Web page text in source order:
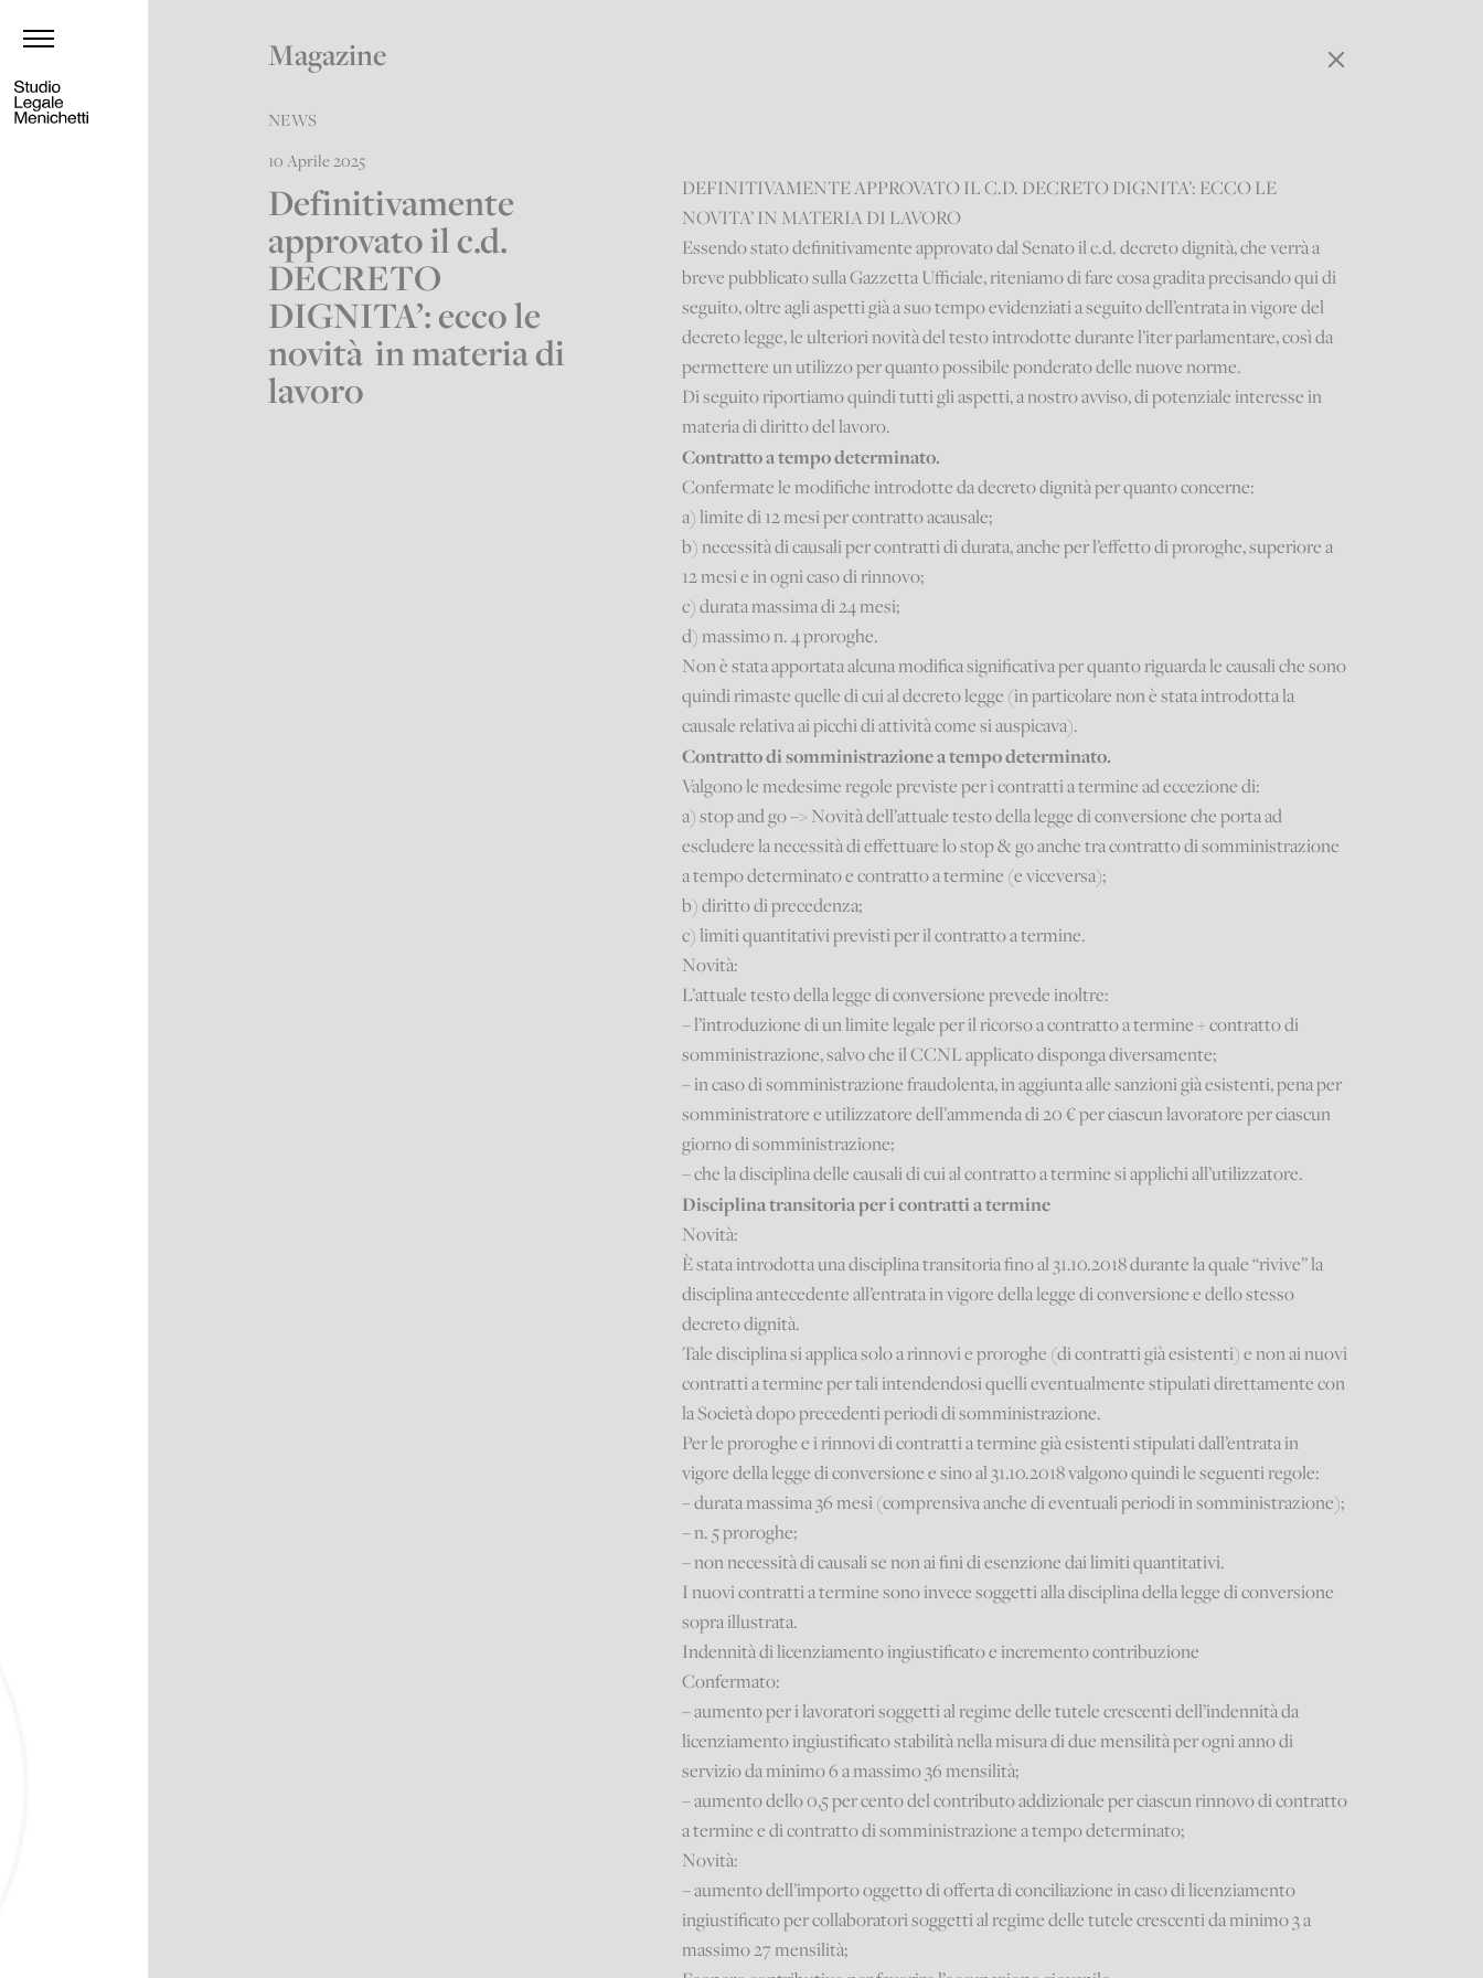
Magazine
NEWS
10 Aprile 2025
Definitivamente
approvato il c.d.
DECRETO
DIGNITA’: ecco le
novità in materia di
lavoro
DEFINITIVAMENTE APPROVATO IL C.D. DECRETO DIGNITA’: ECCO LE
NOVITA’ IN MATERIA DI LAVORO
Essendo stato definitivamente approvato dal Senato il c.d. decreto dignità, che verrà a
breve pubblicato sulla Gazzetta Ufficiale, riteniamo di fare cosa gradita precisando qui di
seguito, oltre agli aspetti già a suo tempo evidenziati a seguito dell’entrata in vigore del
decreto legge, le ulteriori novità del testo introdotte durante l’iter parlamentare, così da
permettere un utilizzo per quanto possibile ponderato delle nuove norme.
Di seguito riportiamo quindi tutti gli aspetti, a nostro avviso, di potenziale interesse in
materia di diritto del lavoro.
Contratto a tempo determinato.
Confermate le modifiche introdotte da decreto dignità per quanto concerne:
a) limite di 12 mesi per contratto acausale;
b) necessità di causali per contratti di durata, anche per l’effetto di proroghe, superiore a
12 mesi e in ogni caso di rinnovo;
c) durata massima di 24 mesi;
d) massimo n. 4 proroghe.
Non è stata apportata alcuna modifica significativa per quanto riguarda le causali che sono
quindi rimaste quelle di cui al decreto legge (in particolare non è stata introdotta la
causale relativa ai picchi di attività come si auspicava).
Contratto di somministrazione a tempo determinato.
Valgono le medesime regole previste per i contratti a termine ad eccezione di:
a) stop and go –> Novità dell’attuale testo della legge di conversione che porta ad
escludere la necessità di effettuare lo stop & go anche tra contratto di somministrazione
a tempo determinato e contratto a termine (e viceversa);
b) diritto di precedenza;
c) limiti quantitativi previsti per il contratto a termine.
Novità:
L’attuale testo della legge di conversione prevede inoltre:
– l’introduzione di un limite legale per il ricorso a contratto a termine + contratto di
somministrazione, salvo che il CCNL applicato disponga diversamente;
– in caso di somministrazione fraudolenta, in aggiunta alle sanzioni già esistenti, pena per
somministratore e utilizzatore dell’ammenda di 20 € per ciascun lavoratore per ciascun
giorno di somministrazione;
– che la disciplina delle causali di cui al contratto a termine si applichi all’utilizzatore.
Disciplina transitoria per i contratti a termine
Novità:
È stata introdotta una disciplina transitoria fino al 31.10.2018 durante la quale “rivive” la
disciplina antecedente all’entrata in vigore della legge di conversione e dello stesso
decreto dignità.
Tale disciplina si applica solo a rinnovi e proroghe (di contratti già esistenti) e non ai nuovi
contratti a termine per tali intendendosi quelli eventualmente stipulati direttamente con
la Società dopo precedenti periodi di somministrazione.
Per le proroghe e i rinnovi di contratti a termine già esistenti stipulati dall’entrata in
vigore della legge di conversione e sino al 31.10.2018 valgono quindi le seguenti regole:
– durata massima 36 mesi (comprensiva anche di eventuali periodi in somministrazione);
– n. 5 proroghe;
– non necessità di causali se non ai fini di esenzione dai limiti quantitativi.
I nuovi contratti a termine sono invece soggetti alla disciplina della legge di conversione
sopra illustrata.
Indennità di licenziamento ingiustificato e incremento contribuzione
Confermato:
– aumento per i lavoratori soggetti al regime delle tutele crescenti dell’indennità da
licenziamento ingiustificato stabilità nella misura di due mensilità per ogni anno di
servizio da minimo 6 a massimo 36 mensilità;
– aumento dello 0,5 per cento del contributo addizionale per ciascun rinnovo di contratto
a termine e di contratto di somministrazione a tempo determinato;
Novità:
– aumento dell’importo oggetto di offerta di conciliazione in caso di licenziamento
ingiustificato per collaboratori soggetti al regime delle tutele crescenti da minimo 3 a
massimo 27 mensilità;